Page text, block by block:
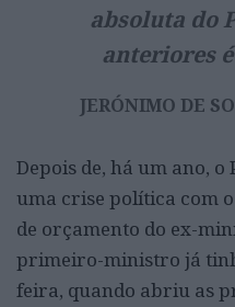
absoluta do
anteriores
JERÓNIMO DE
Depois de, há um ano,
uma crise política com
de orçamento do ex-
primeiro-ministro já
feira, quando abriu as